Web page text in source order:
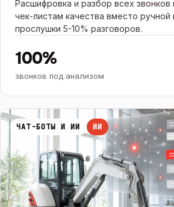
Расшифровка и разбор всех звонков
чек-листам качества вместо
прослушки 5-10% разговоров.
100%
звонков под анализом
ЧАТ-БОТЫ И ИИ ИИ